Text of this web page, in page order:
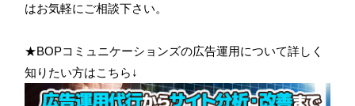
はお気軽にご相談下さい。
★BOPコミュニケーションズの広告運用について詳しく
知りたい方はこちら↓